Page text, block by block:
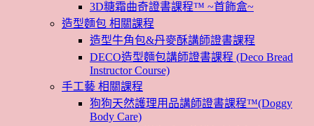
3D糖霜曲奇證書課程™ ~首飾盒~
造型麵包 相關課程
造型牛角包&丹麥酥講師證書課程
DECO造型麵包講師證書課程 (Deco Bread
Instructor Course)
手工藝 相關課程
狗狗天然護理用品講師證書課程™(Doggy
Body Care)